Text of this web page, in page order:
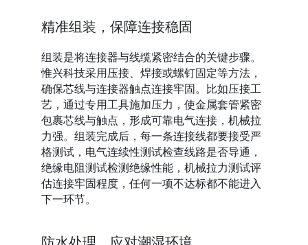
精准组装，保障连接稳固
组装是将连接器与线缆紧密结合的关键步骤。
惟兴科技采用压接、焊接或螺钉固定等方法，
确保芯线与连接器触点连接牢固。比如压接工
艺，通过专用工具施加压力，使金属套管紧密
包裹芯线与触点，形成可靠电气连接，机械拉
力强。组装完成后，每一条连接线都要接受严
格测试，电气连续性测试检查线路是否导通，
绝缘电阻测试检测绝缘性能，机械拉力测试评
估连接牢固程度，任何一项不达标都不能进入
下一环节。